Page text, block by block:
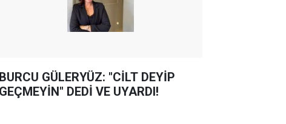
BURCU GÜLERYÜZ: "CİLT DEYİP
GEÇMEYİN" DEDİ VE UYARDI!